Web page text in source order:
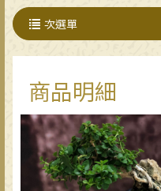
次選單
商品明細